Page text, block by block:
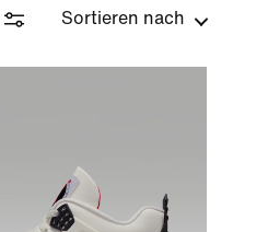
Sortieren nach